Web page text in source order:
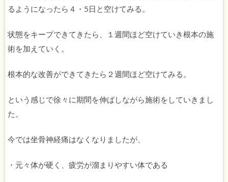
るようになったら４・5日と空けてみる。
状態をキープできてきたら、１週間ほど空けていき根本の施
術を加えていく。
根本的な改善ができてきたら２週間ほど空けてみる。
という感じで徐々に期間を伸ばしながら施術をしていきまし
た。
今では坐骨神経痛はなくなりましたが、
・元々体が硬く、疲労が溜まりやすい体である